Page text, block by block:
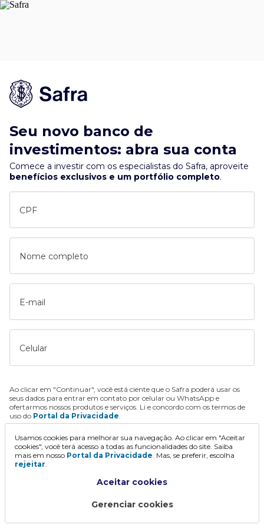
Seu novo banco de
investimentos: abra sua conta
Comece a investir com os especialistas do Safra, aproveite
benefícios exclusivos e um portfólio completo.
CPF
Nome completo
E-mail
Celular
Ao clicar em "Continuar", você está ciente que o Safra poderá usar os
seus dados para entrar em contato por celular ou WhatsApp e
ofertarmos nossos produtos e serviços. Li e concordo com os termos de
uso do Portal da Privacidade.
Continuar
Usamos cookies para melhorar sua navegação. Ao clicar em "Aceitar
cookies", você terá acesso a todas as funcionalidades do site. Saiba
mais em nosso Portal da Privacidade. Mas, se preferir, escolha
rejeitar.
Aceitar cookies
Gerenciar cookies